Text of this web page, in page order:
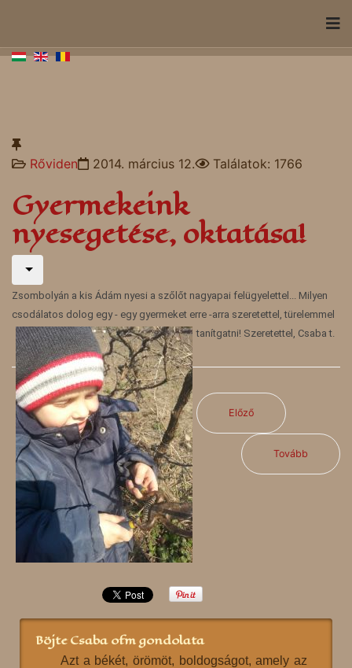
Rőviden 2014. március 12. Találatok: 1766
Gyermekeink
nyesegetése, oktatása!
Zsombolyán a kis Ádám nyesi a szőlőt nagyapai felügyelettel... Milyen
csodálatos dolog egy - egy gyermeket erre -arra szeretettel, türelemmel
tanítgatni! Szeretettel, Csaba t.
Előző
Tovább
Böjte Csaba ofm gondolata
Azt a békét, örömöt, boldogságot, amely az